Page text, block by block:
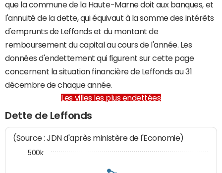
que la commune de la Haute-Marne doit aux banques, et
l'annuité de la dette, qui équivaut à la somme des intérêts
d'emprunts de Leffonds et du montant de
remboursement du capital au cours de l'année. Les
données d'endettement qui figurent sur cette page
concernent la situation financière de Leffonds au 31
décembre de chaque année.
Les villes les plus endettées
Dette de Leffonds
(Source : JDN d'après ministère de l'Economie)
500k